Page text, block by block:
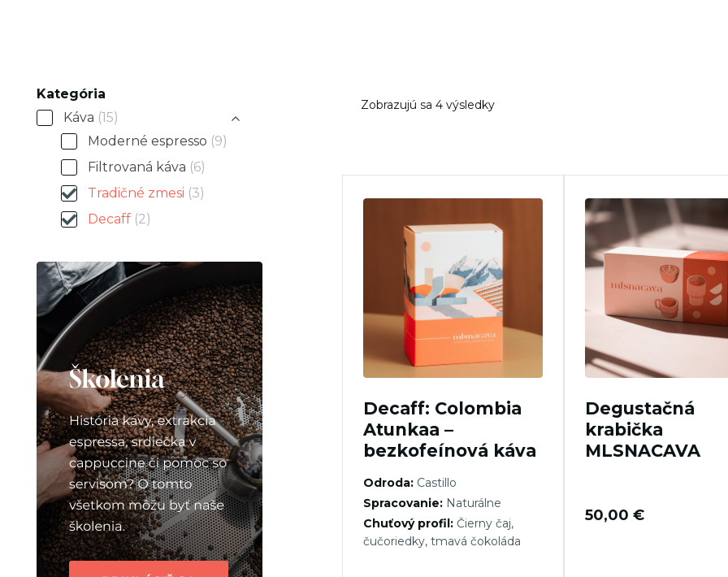
Zobrazujú sa 4 výsledky
Decaff: Colombia
Atunkaa –
bezkofeínová káva
Odroda: Castillo
Spracovanie: Naturálne
Chuťový profil: Čierny čaj,
čučoriedky, tmavá čokoláda
Degustačná
krabička
MLSNACAVA
50,00 €
Kategória
Káva (15)
Moderné espresso (9)
Filtrovaná káva (6)
Tradičné zmesi (3)
Decaff (2)